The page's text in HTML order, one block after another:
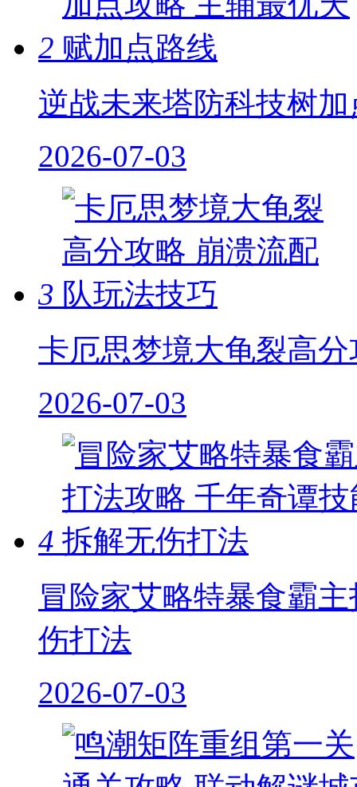
2
逆战未来塔防科技树
2026-07-03
3
卡厄思梦境大龟裂高
2026-07-03
4
冒险家艾略特暴食霸
伤打法
2026-07-03